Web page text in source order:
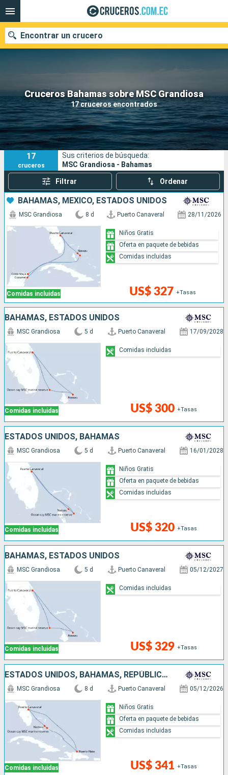
Cruceros Bahamas sobre MSC Grandiosa
17 cruceros encontrados
Encontrar un crucero
Nuestros destinos
Fecha de salida
Puertos Compañías
Buscar
17
cruceros
Sus criterios de búsqueda:
MSC Grandiosa - Bahamas
Filtrar Ordenar
BAHAMAS, MÉXICO, ESTADOS UNIDOS
Comidas incluidas
MSC Grandiosa 8 d Puerto Canaveral 28/11/2026
US$ 327 +Tasas
Niños Gratis
Oferta en paquete de bebidas
Comidas incluidas
BAHAMAS, ESTADOS UNIDOS
Comidas incluidas
MSC Grandiosa 5 d Puerto Canaveral 17/09/2028
US$ 300 +Tasas
Comidas incluidas
ESTADOS UNIDOS, BAHAMAS
Comidas incluidas
MSC Grandiosa 5 d Puerto Canaveral 16/01/2028
US$ 320 +Tasas
Niños Gratis
Oferta en paquete de bebidas
Comidas incluidas
BAHAMAS, ESTADOS UNIDOS
Comidas incluidas
MSC Grandiosa 5 d Puerto Canaveral 05/12/2027
US$ 329 +Tasas
Comidas incluidas
ESTADOS UNIDOS, BAHAMAS, REPÚBLICA DOMINICANA
Comidas incluidas
MSC Grandiosa 8 d Puerto Canaveral 05/12/2026
US$ 341 +Tasas
Niños Gratis
Oferta en paquete de bebidas
Comidas incluidas